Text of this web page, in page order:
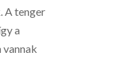
A tenger
a